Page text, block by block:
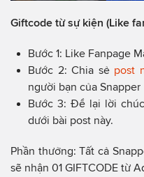
Giftcode từ sự kiện (Like
Bước 1: Like Fanpage
Bước 2: Chia sẻ post
người bạn của Snapper
Bước 3: Để lại lời
dưới bài post này.
Phần thưởng: Tất cả
sẽ nhận 01 GIFTCODE từ